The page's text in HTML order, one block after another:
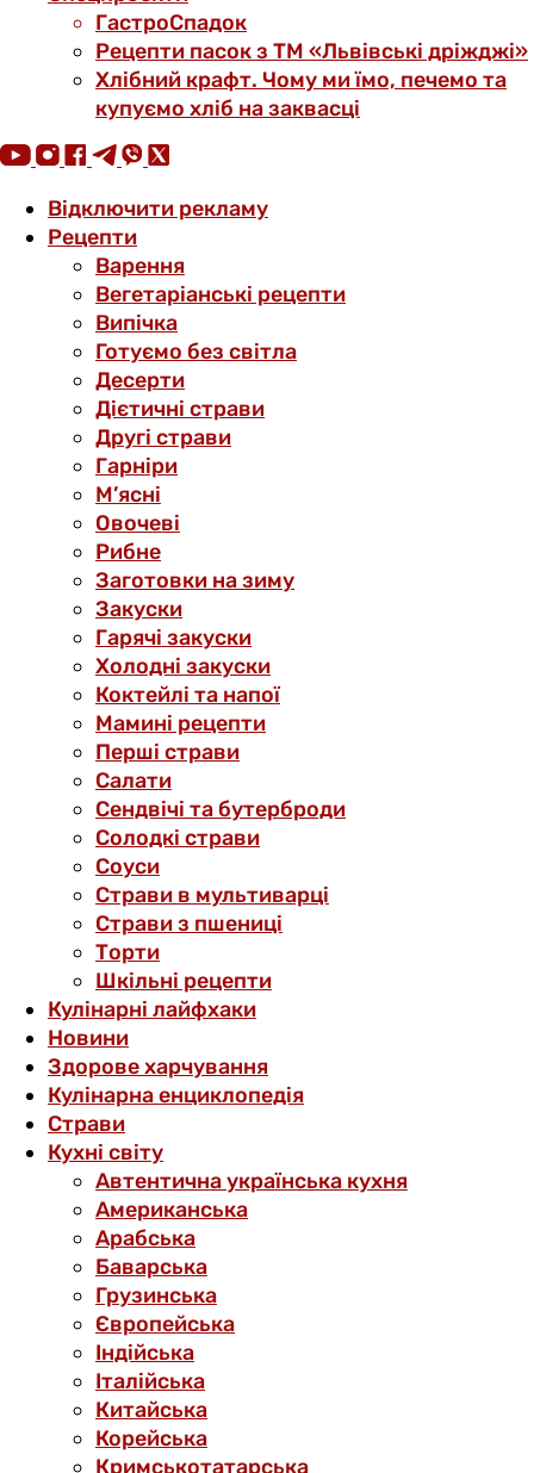
ГастроСпадок
Рецепти пасок з ТМ «Львівські дріжджі»
Хлібний крафт. Чому ми їмо, печемо та
купуємо хліб на заквасці
Відключити рекламу
Рецепти
Варення
Вегетаріанські рецепти
Випічка
Готуємо без світла
Десерти
Дієтичні страви
Другі страви
Гарніри
М’ясні
Овочеві
Рибне
Заготовки на зиму
Закуски
Гарячі закуски
Холодні закуски
Коктейлі та напої
Мамині рецепти
Перші страви
Салати
Сендвічі та бутерброди
Солодкі страви
Соуси
Страви в мультиварці
Страви з пшениці
Торти
Шкільні рецепти
Кулінарні лайфхаки
Новини
Здорове харчування
Кулінарна енциклопедія
Страви
Кухні світу
Автентична українська кухня
Американська
Арабська
Баварська
Грузинська
Європейська
Індійська
Італійська
Китайська
Корейська
Кримськотатарська